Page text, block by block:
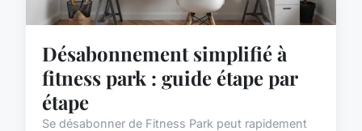
Désabonnement simplifié à
fitness park : guide étape par
étape
Se désabonner de Fitness Park peut rapidement